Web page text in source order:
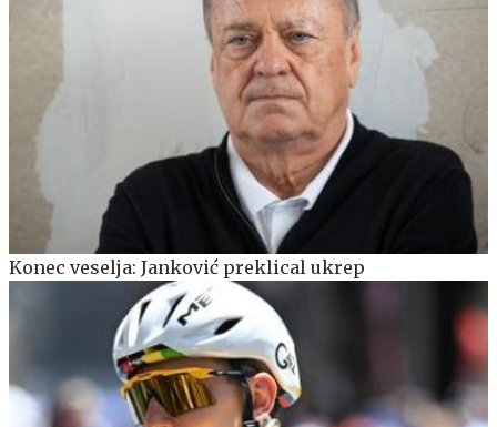
Konec veselja: Janković preklical ukrep